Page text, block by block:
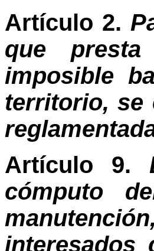
Artículo 2.
que
imposible
territorio, se
Artículo 9.
cómputo